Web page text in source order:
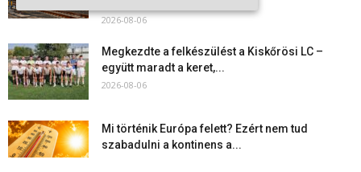
2026-08-06
Megkezdte a felkészülést a Kiskőrösi LC –
együtt maradt a keret,...
2026-08-06
Mi történik Európa felett? Ezért nem tud
szabadulni a kontinens a...